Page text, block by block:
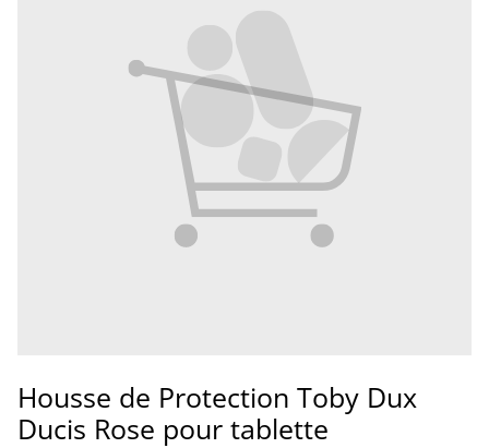
Housse de Protection Toby Dux
Ducis Rose pour tablette